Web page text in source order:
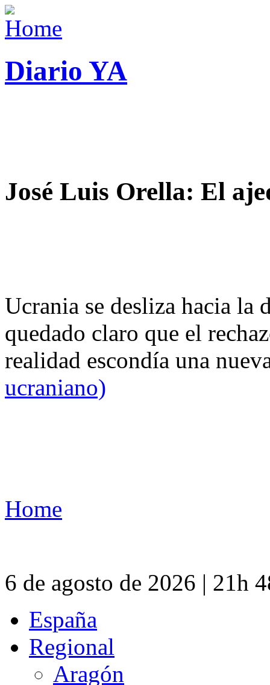
Diario YA
José Luis Orella: El
Ucrania se desliza hacia
quedado claro que el
realidad escondía una
ucraniano)
Home
6 de agosto de 2026 | 21h
España
Regional
Aragón